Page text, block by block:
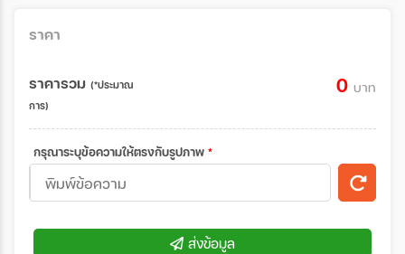
ราคา
ราคารวม (*ประมาณ
การ)
0 บาท
กรุณาระบุข้อความให้ตรงกับรูปภาพ *
ส่งข้อมูล